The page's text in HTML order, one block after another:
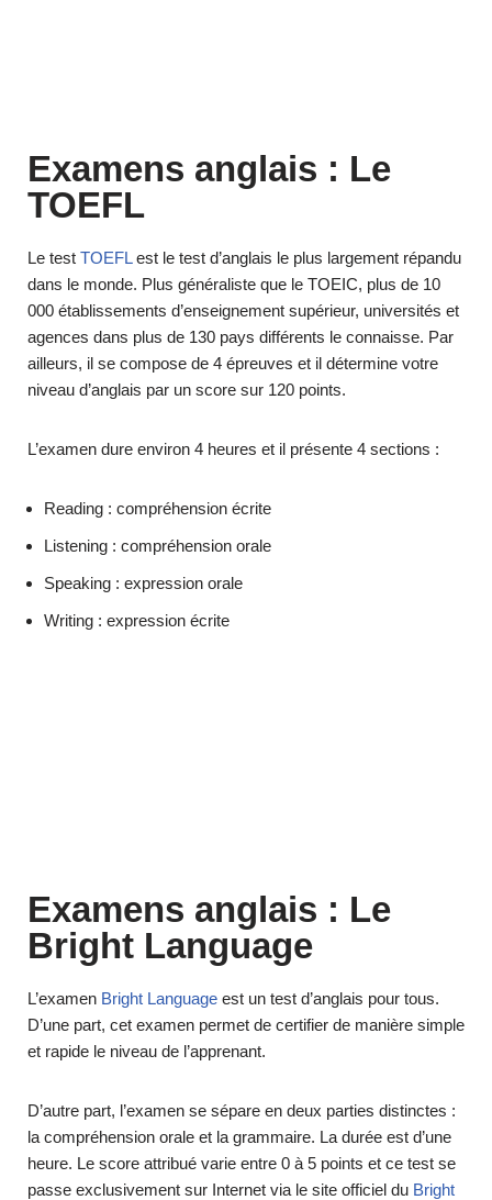
Examens anglais : Le
TOEFL
Le test TOEFLest le test d’anglais le plus largement répandu
dans le monde. Plus généraliste que le TOEIC, plus de 10
000 établissements d’enseignement supérieur, universités et
agences dans plus de 130 pays différents le connaisse. Par
ailleurs, il se compose de 4 épreuves et il détermine votre
niveau d’anglais par un score sur 120 points.
L’examen dure environ 4 heures et il présente 4 sections :
Reading : compréhension écrite
Listening : compréhension orale
Speaking : expression orale
Writing : expression écrite
Examens anglais : Le
Bright Language
L’examen Bright Language est un test d’anglais pour tous.
D’une part, cet examen permet de certifier de manière simple
et rapide le niveau de l’apprenant.
D’autre part, l’examen se sépare en deux parties distinctes :
la compréhension orale et la grammaire. La durée est d’une
heure. Le score attribué varie entre 0 à 5 points et ce test se
passe exclusivement sur Internet via le site officiel du Bright